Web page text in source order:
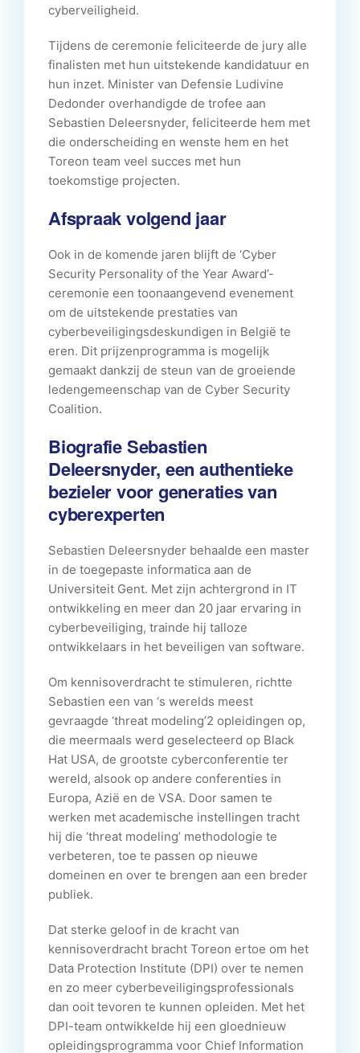
cyberveiligheid.
Tijdens de ceremonie feliciteerde de jury alle
finalisten met hun uitstekende kandidatuur en
hun inzet. Minister van Defensie Ludivine
Dedonder overhandigde de trofee aan
Sebastien Deleersnyder, feliciteerde hem met
die onderscheiding en wenste hem en het
Toreon team veel succes met hun
toekomstige projecten.
Afspraak volgend jaar
Ook in de komende jaren blijft de ‘Cyber
Security Personality of the Year Award’-
ceremonie een toonaangevend evenement
om de uitstekende prestaties van
cyberbeveiligingsdeskundigen in België te
eren. Dit prijzenprogramma is mogelijk
gemaakt dankzij de steun van de groeiende
ledengemeenschap van de Cyber Security
Coalition.
Biografie Sebastien
Deleersnyder, een authentieke
bezieler voor generaties van
cyberexperten
Sebastien Deleersnyder behaalde een master
in de toegepaste informatica aan de
Universiteit Gent. Met zijn achtergrond in IT
ontwikkeling en meer dan 20 jaar ervaring in
cyberbeveiliging, trainde hij talloze
ontwikkelaars in het beveiligen van software.
Om kennisoverdracht te stimuleren, richtte
Sebastien een van ‘s werelds meest
gevraagde ‘threat modeling’2 opleidingen op,
die meermaals werd geselecteerd op Black
Hat USA, de grootste cyberconferentie ter
wereld, alsook op andere conferenties in
Europa, Azië en de VSA. Door samen te
werken met academische instellingen tracht
hij die ‘threat modeling’ methodologie te
verbeteren, toe te passen op nieuwe
domeinen en over te brengen aan een breder
publiek.
Dat sterke geloof in de kracht van
kennisoverdracht bracht Toreon ertoe om het
Data Protection Institute (DPI) over te nemen
en zo meer cyberbeveiligingsprofessionals
dan ooit tevoren te kunnen opleiden. Met het
DPI-team ontwikkelde hij een gloednieuw
opleidingsprogramma voor Chief Information